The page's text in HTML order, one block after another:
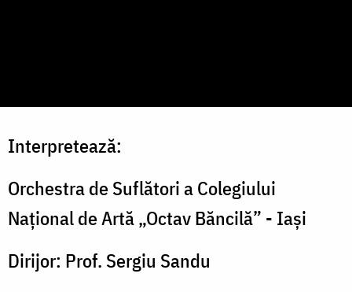
Interpretează:
Orchestra de Suflători a Colegiului
Național de Artă „Octav Băncilă” - Iași
Dirijor: Prof. Sergiu Sandu